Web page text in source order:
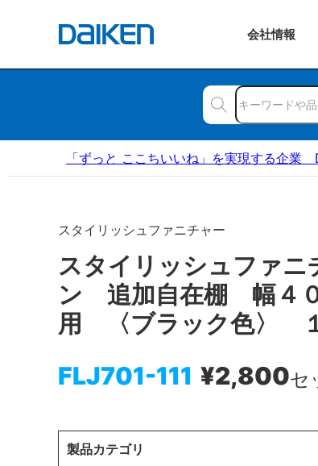
会社情報
「ずっと ここちいいね」を実現する企業
スタイリッシュファニチャー
スタイリッシュファ
ン 追加自在棚 幅４
用 〈ブラック色〉
FLJ701-111 ¥2,800セ
製品カテゴリ